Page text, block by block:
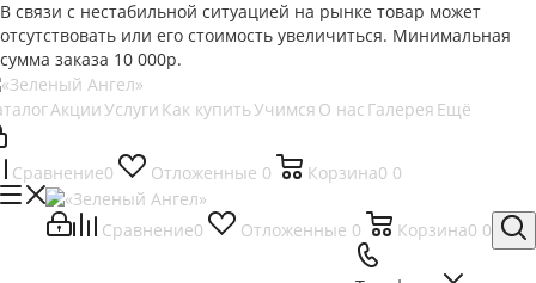
В связи с нестабильной ситуацией на рынке товар может
отсутствовать или его стоимость увеличиться. Минимальная
сумма заказа 10 000р.
АкцииУслуги Как купитьУчимся О нас Галерея Ещё
Сравнение0 Отложенные 0 Корзина0 0
Сравнение0 Отложенные 0 Корзина0 0